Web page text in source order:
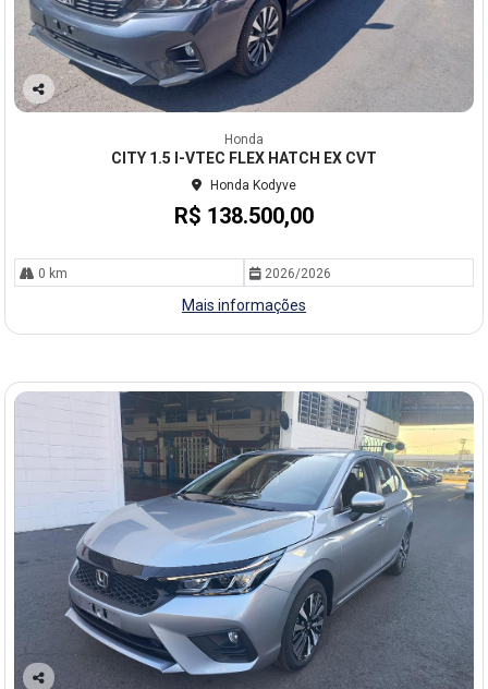
Co
Honda
CITY 1.5 I-VTEC FLEX HATCH EX CVT
Honda Kodyve
R$ 138.500,00
0 km 2026/2026
Mais informações